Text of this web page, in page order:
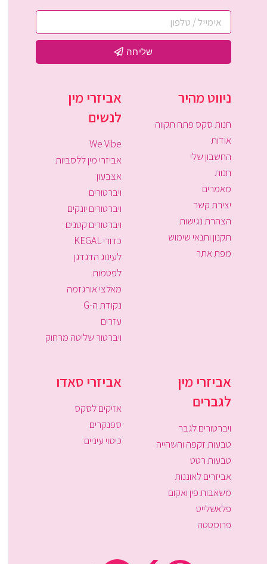
שליחה
ניווט מהיר
חנות סקס פתח תקווה
אודות
החשבון שלי
חנות
מאמרים
יצירת קשר
הצהרת נגישות
תקנון ותנאי שימוש
מפת אתר
אביזרי מין
לנשים
We Vibe
אביזרי מין ללסביות
אצבעון
ויברטורים
ויברטורים יונקים
ויברטורים קטנים
כדורי KEGAL
לעינוג הדגדגן
לפטמות
מאלצי אורגזמה
נקודת ה-G
עזרים
ויברטור שליטה מרחוק
אביזרי מין
לגברים
ויברטורים לגבר
טבעות זקפה והשהייה
טבעות רטט
אביזרים לאוננות
משאבות פין ואקום
פלאשלייט
פרוסטטה
אביזרי סאדו
אזיקים לסקס
ספנקרים
כיסוי עיניים